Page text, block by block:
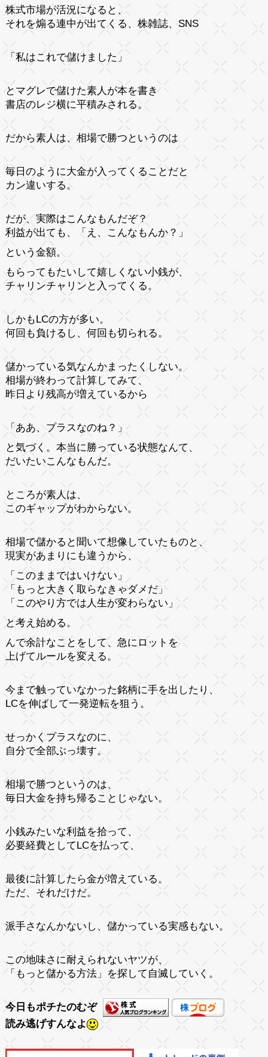
株式市場が活況になると、
それを煽る連中が出てくる、株雑誌、SNS
「私はこれで儲けました」
とマグレで儲けた素人が本を書き
書店のレジ横に平積みされる。
だから素人は、相場で勝つというのは
毎日のように大金が入ってくることだと
カン違いする。
だが、実際はこんなもんだぞ？
利益が出ても、「え、こんなもんか？」
という金額。
もらってもたいして嬉しくない小銭が、
チャリンチャリンと入ってくる。
しかもLCの方が多い。
何回も負けるし、何回も切られる。
儲かっている気なんかまったくしない。
相場が終わって計算してみて、
昨日より残高が増えているから
「ああ、プラスなのね？」
と気づく。本当に勝っている状態なんて、
だいたいこんなもんだ。
ところが素人は、
このギャップがわからない。
相場で儲かると聞いて想像していたものと、
現実があまりにも違うから、
「このままではいけない」
「もっと大きく取らなきゃダメだ」
「このやり方では人生が変わらない」
と考え始める。
んで余計なことをして、急にロットを
上げてルールを変える。
今まで触っていなかった銘柄に手を出したり、
LCを伸ばして一発逆転を狙う。
せっかくプラスなのに、
自分で全部ぶっ壊す。
相場で勝つというのは、
毎日大金を持ち帰ることじゃない。
小銭みたいな利益を拾って、
必要経費としてLCを払って、
最後に計算したら金が増えている。
ただ、それだけだ。
派手さなんかないし、儲かっている実感もない。
この地味さに耐えられないヤツが、
「もっと儲かる方法」を探して自滅していく。
今日もポチたのむぞ
読み逃げすんなよ